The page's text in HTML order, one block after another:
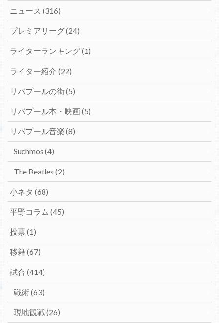
ニュース (316)
プレミアリーグ(24)
ライターランキング(1)
ライター紹介 (22)
リバプールの街(5)
リバプール本・映画(5)
リバプール音楽 (8)
Suchmos (4)
The Beatles (2)
小ネタ (68)
平野コラム (45)
投票 (1)
移籍(67)
試合 (414)
戦術(63)
現地観戦(26)